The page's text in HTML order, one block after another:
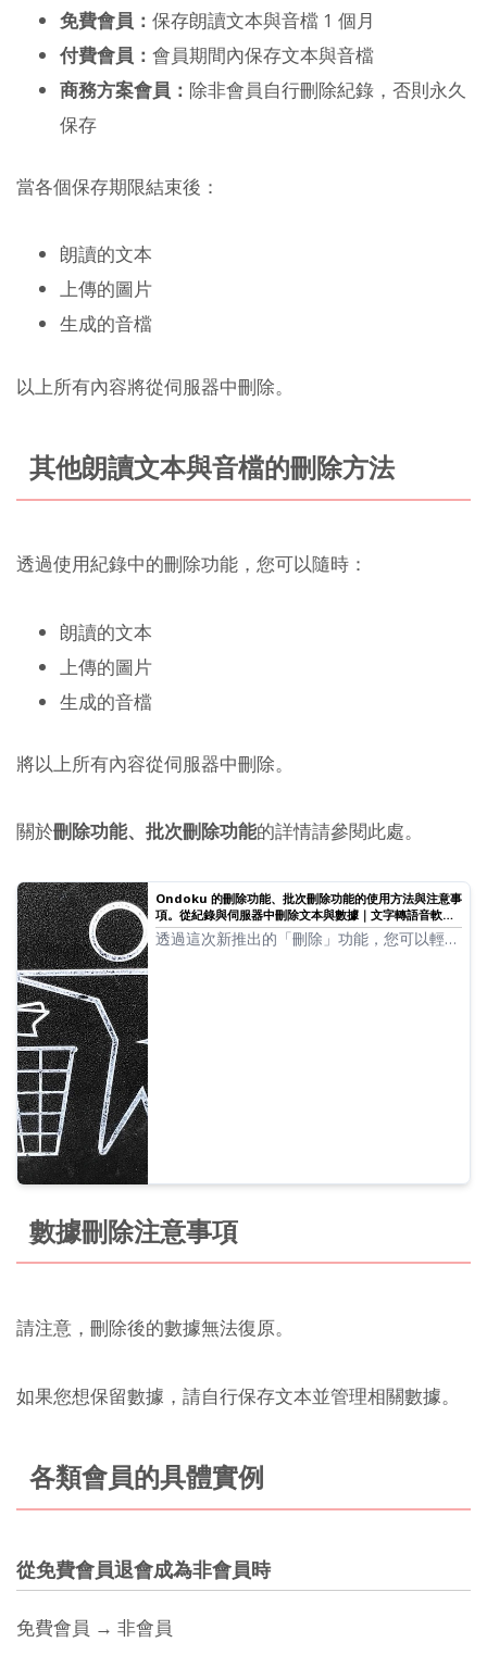
免費會員： 保存朗讀文本與音檔 1 個月
付費會員： 會員期間內保存文本與音檔
商務方案會員： 除非會員自行刪除紀錄，否則永久
保存
當各個保存期限結束後：
朗讀的文本
上傳的圖片
生成的音檔
以上所有內容將從伺服器中刪除。
其他朗讀文本與音檔的刪除方法
透過使用紀錄中的刪除功能，您可以隨時：
朗讀的文本
上傳的圖片
生成的音檔
將以上所有內容從伺服器中刪除。
關於刪除功能、批次刪除功能的詳情請參閱此處。
Ondoku 的刪除功能、批次刪除功能的使用方法與注意事
項。從紀錄與伺服器中刪除文本與數據｜文字轉語音軟體
Ondoku
透過這次新推出的「刪除」功能，您可以輕鬆
數據刪除注意事項
請注意，刪除後的數據無法復原。
如果您想保留數據，請自行保存文本並管理相關數據。
各類會員的具體實例
從免費會員退會成為非會員時
免費會員 → 非會員